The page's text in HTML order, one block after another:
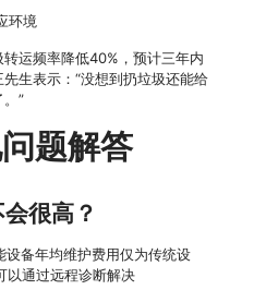
环境
运频率降低40%，预计三年内
生表示：“没想到扔垃圾还能给
”
题解答
很高？
备年均维护费用仅为传统设
以通过远程诊断解决